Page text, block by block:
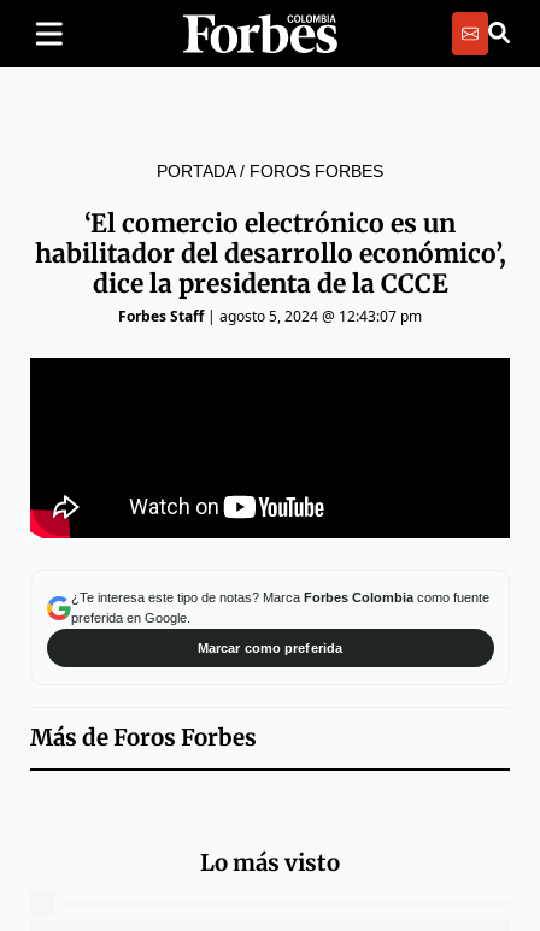
PORTADA/ FOROS FORBES
‘El comercio electrónico es un
habilitador del desarrollo económico’,
dice la presidenta de la CCCE
Forbes Staff| agosto 5, 2024 @ 12:43:07 pm
¿Te interesa este tipo de notas? Marca Forbes Colombiacomo fuente
preferida en Google.
Marcar como preferida
Más deForos Forbes
Lo más visto